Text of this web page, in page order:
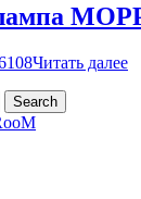
Читать далее
Search